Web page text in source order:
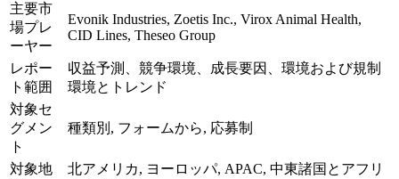
主要市
場プレ
ーヤー
Evonik Industries, Zoetis Inc., Virox Animal Health,
CID Lines, Theseo Group
レポー
ト範囲
収益予測、競争環境、成長要因、環境および規制
環境とトレンド
対象セ
グメン
ト
種類別, フォームから, 応募制
対象地
北アメリカ, ヨーロッパ, APAC, 中東諸国とアフリ